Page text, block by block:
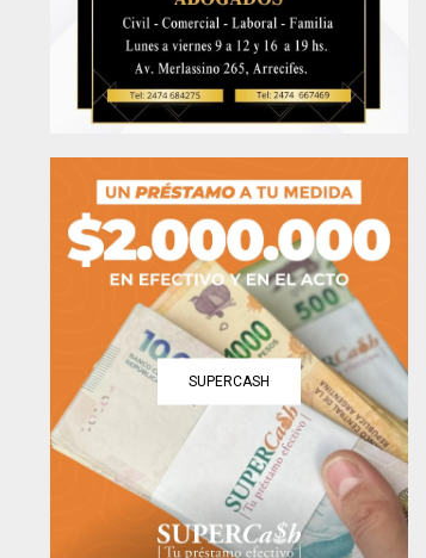
SUPERCASH